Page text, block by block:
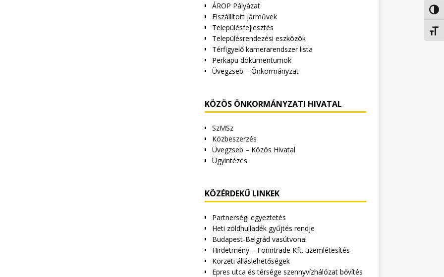
ÁROP Pályázat
Elszállított járművek
Településfejlesztés
Településrendezési eszközök
Térfigyelő kamerarendszer lista
Perkapu dokumentumok
Üvegzseb – Önkormányzat
KÖZÖS ÖNKORMÁNYZATI HIVATAL
SzMSz
Közbeszerzés
Üvegzseb – Közös Hivatal
Ügyintézés
KÖZÉRDEKŰ LINKEK
Partnerségi egyeztetés
Heti zöldhulladék gyűjtés rendje
Budapest-Belgrád vasútvonal
Hirdetmény – Forintrade Kft. üzemlétesítés
Körzeti álláslehetőségek
Epres utca és térsége szennyvízhálózat bővítés